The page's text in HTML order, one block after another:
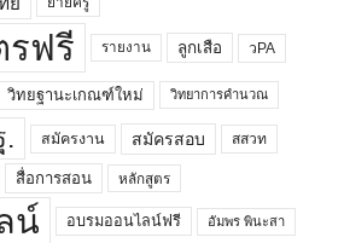
รฟรี รายงาน ลูกเสือ วPA
วิทยฐานะเกณฑ์ใหม่ วิทยาการคำนวณ
. สมัครงาน สมัครสอบ สสวท
สื่อการสอน หลักสูตร
น์ อบรมออนไลน์ฟรี อัมพร พินะสา